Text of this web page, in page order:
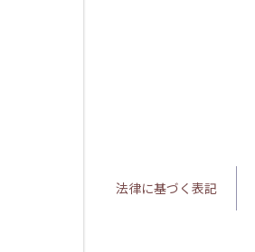
法律に基づく表記